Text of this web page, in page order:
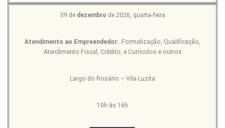
09 de dezembro de 2026, quarta-feira
Atendimento ao Empreendedor: Formalização, Qualificação,
Atendimento Fiscal, Crédito, e Currículos e outros
Largo do Rosário – Vila Luzita
10h às 16h